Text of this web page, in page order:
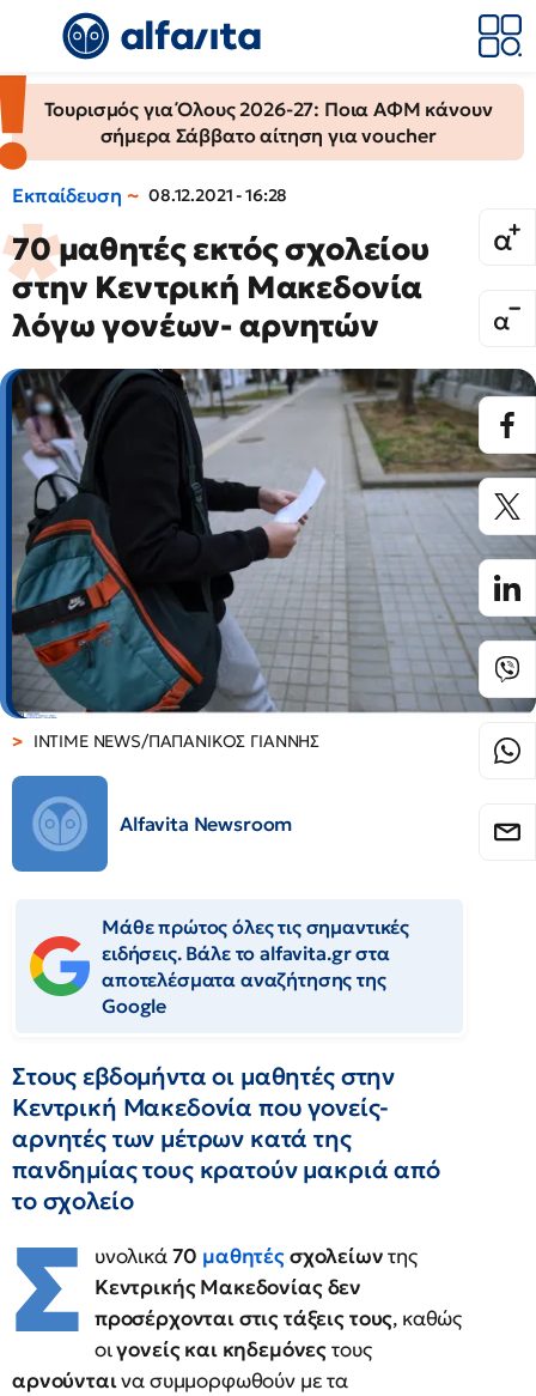
Τουρισμός για Όλους 2026-27: Ποια ΑΦΜ κάνουν
σήμερα Σάββατο αίτηση για voucher
Εκπαίδευση 08.12.2021 - 16:28
70 μαθητές εκτός σχολείου
στην Κεντρική Μακεδονία
λόγω γονέων- αρνητών
INTIME NEWS/ΠΑΠΑΝΙΚΟΣ ΓΙΑΝΝΗΣ
Alfavita Newsroom
Μάθε πρώτος όλες τις σημαντικές
ειδήσεις. Βάλε το alfavita.gr στα
αποτελέσματα αναζήτησης της
Google
Στους εβδομήντα οι μαθητές στην
Κεντρική Μακεδονία που γονείς-
αρνητές των μέτρων κατά της
πανδημίας τους κρατούν μακριά από
το σχολείο
Σ υνολικά70 μαθητέςσχολείωντης
Κεντρικής Μακεδονίαςδεν
προσέρχονται στις τάξεις τους, καθώς
οιγονείς και κηδεμόνεςτους
αρνούνταινα συμμορφωθούν με τα